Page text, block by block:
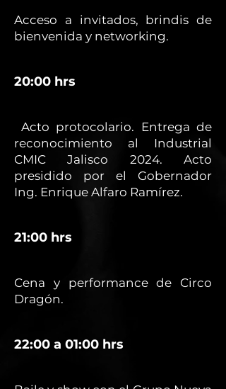
Acceso a invitados, brindis de
bienvenida y networking.
20:00 hrs
Acto protocolario. Entrega de
reconocimiento al Industrial
CMIC Jalisco 2024. Acto
presidido por el Gobernador
Ing. Enrique Alfaro Ramírez.
21:00 hrs
Cena y performance de Circo
Dragón.
22:00 a 01:00 hrs